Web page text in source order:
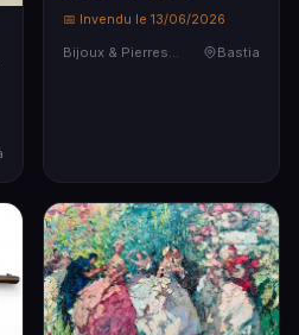
📅 Invendu le 13/06/2026
Bijoux & Pierres Précieuses
Bastia